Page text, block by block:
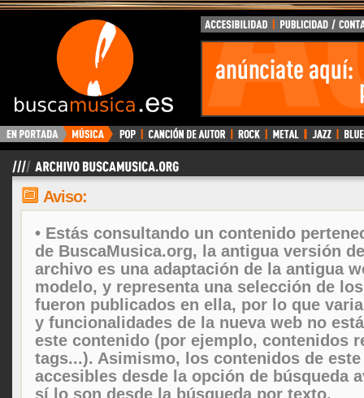
Aviso:
• Estás consultando un contenido
de BuscaMusica.org, la antigua versión
archivo es una adaptación de la antigua
modelo, y representa una selección de
fueron publicados en ella, por lo que
y funcionalidades de la nueva web no
este contenido (por ejemplo, contenidos
tags...). Asimismo, los contenidos de
accesibles desde la opción de búsqueda
sí lo son desde la búsqueda por texto.